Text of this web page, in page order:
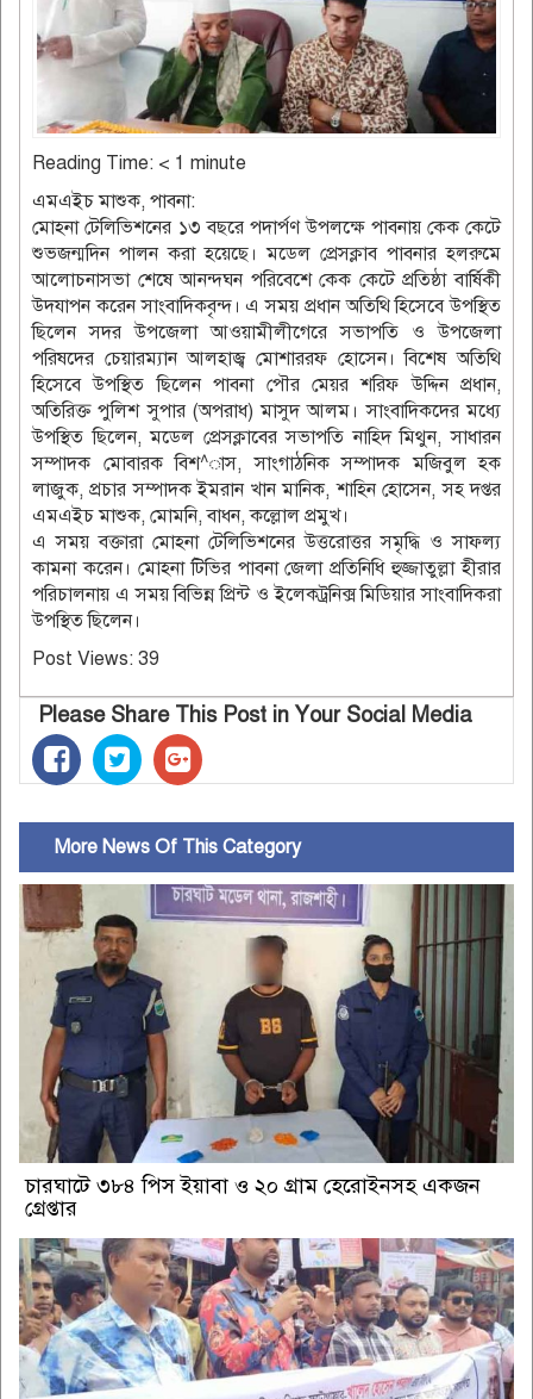
Reading Time: < 1 minute
এমএইচ মাশুক, পাবনা:
মোহনা টেলিভিশনের ১৩ বছরে পদার্পণ উপলক্ষে পাবনায় কেক কেটে
শুভজন্মদিন পালন করা হয়েছে। মডেল প্রেসক্লাব পাবনার হলরুমে
আলোচনাসভা শেষে আনন্দঘন পরিবেশে কেক কেটে প্রতিষ্ঠা বার্ষিকী
উদযাপন করেন সাংবাদিকবৃন্দ। এ সময় প্রধান অতিথি হিসেবে উপস্থিত
ছিলেন সদর উপজেলা আওয়ামীলীগেরে সভাপতি ও উপজেলা
পরিষদের চেয়ারম্যান আলহাজ্ব মোশাররফ হোসেন। বিশেষ অতিথি
হিসেবে উপস্থিত ছিলেন পাবনা পৌর মেয়র শরিফ উদ্দিন প্রধান,
অতিরিক্ত পুলিশ সুপার (অপরাধ) মাসুদ আলম। সাংবাদিকদের মধ্যে
উপস্থিত ছিলেন, মডেল প্রেসক্লাবের সভাপতি নাহিদ মিথুন, সাধারন
সম্পাদক মোবারক বিশ^াস, সাংগাঠনিক সম্পাদক মজিবুল হক
লাজুক, প্রচার সম্পাদক ইমরান খান মানিক, শাহিন হোসেন, সহ দপ্তর
এমএইচ মাশুক, মোমনি, বাধন, কল্লোল প্রমুখ।
এ সময় বক্তারা মোহনা টেলিভিশনের উত্তরোত্তর সমৃদ্ধি ও সাফল্য
কামনা করেন। মোহনা টিভির পাবনা জেলা প্রতিনিধি হুজ্জাতুল্লা হীরার
পরিচালনায় এ সময় বিভিন্ন প্রিন্ট ও ইলেকট্রনিক্স মিডিয়ার সাংবাদিকরা
উপস্থিত ছিলেন।
Post Views: 39
Please Share This Post in Your Social Media
More News Of This Category
চারঘাটে ৩৮৪ পিস ইয়াবা ও ২০ গ্রাম হেরোইনসহ একজন
গ্রেপ্তার